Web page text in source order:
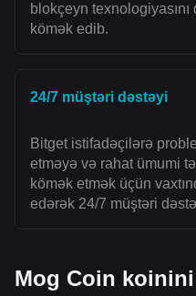
blokçeyn
kömək edib.
24/7 müştəri dəstəyi
Bitget istifadəçilərə
etməyə və rahat ümumi
kömək etmək üçün
edərək 24/7 müştəri
Mog Coin